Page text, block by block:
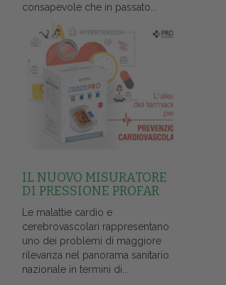
consapevole che in passato...
IL NUOVO MISURATORE
DI PRESSIONE PROFAR
Le malattie cardio e
cerebrovascolari rappresentano
uno dei problemi di maggiore
rilevanza nel panorama sanitario
nazionale in termini di...